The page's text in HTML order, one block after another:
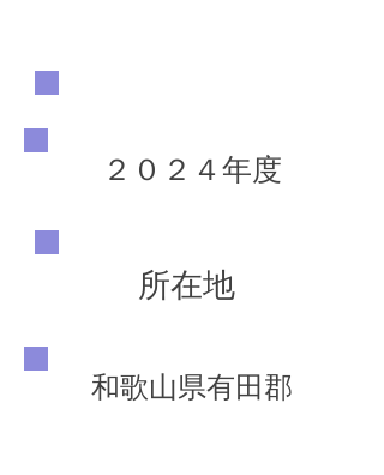
２０２４年度
所在地
和歌山県有田郡